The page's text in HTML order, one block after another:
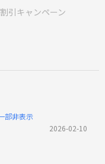
引キャンペーン
部非表示
2026-02-10